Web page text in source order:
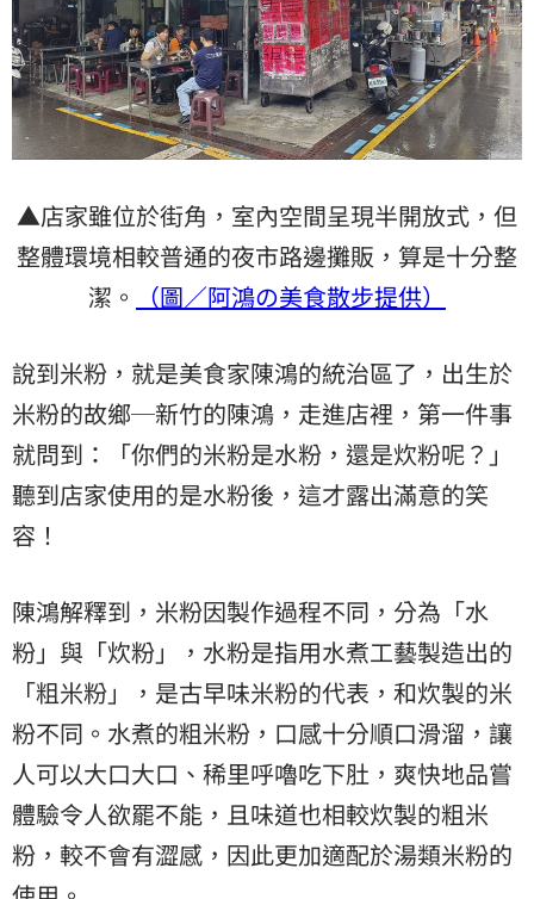
▲店家雖位於街角，室內空間呈現半開放式，但
整體環境相較普通的夜市路邊攤販，算是十分整
潔。
（圖／阿鴻の美食散步提供）
說到米粉，就是美食家陳鴻的統治區了，出生於
米粉的故鄉─新竹的陳鴻，走進店裡，第一件事
就問到：「你們的米粉是水粉，還是炊粉呢？」
聽到店家使用的是水粉後，這才露出滿意的笑
容！
陳鴻解釋到，米粉因製作過程不同，分為「水
粉」與「炊粉」，水粉是指用水煮工藝製造出的
「粗米粉」，是古早味米粉的代表，和炊製的米
粉不同。水煮的粗米粉，口感十分順口滑溜，讓
人可以大口大口、稀里呼嚕吃下肚，爽快地品嘗
體驗令人欲罷不能，且味道也相較炊製的粗米
粉，較不會有澀感，因此更加適配於湯類米粉的